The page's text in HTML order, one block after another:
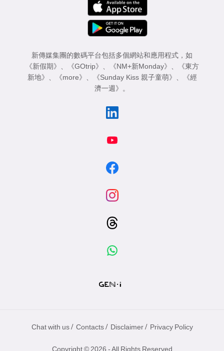
新傳媒集團的數碼平台包括多個網站和應用程式，如
《新假期》 、 《GOtrip》 、 《NM+新Monday》 、
《東方
新地》 、 《more》 、 《Sunday Kiss 親子童萌》 、
《經
濟一週》 。
Chat with us / Contacts / Disclaimer / Privacy Policy
Copyright © 2026 - All Rights Reserved